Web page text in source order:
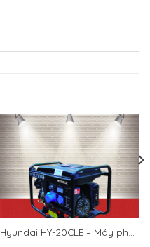
Hyundai HY-20CLE – Máy phát